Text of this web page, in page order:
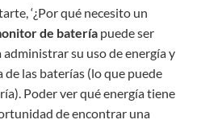
‘¿Por qué necesito un
de bateríapuede ser
su uso de energía y
de las baterías (lo que puede
Poder ver qué energía tiene
de encontrar una